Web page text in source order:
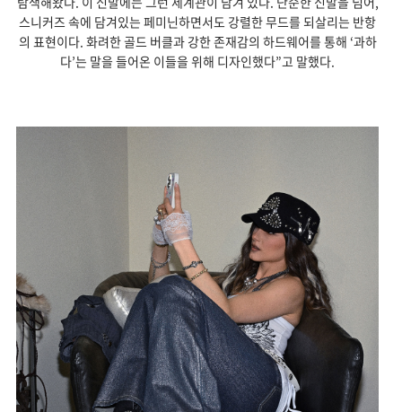
스니커즈 속에 담겨있는 페미닌하면서도 강렬한 무드를 되살리는 반항
의 표현이다. 화려한 골드 버클과 강한 존재감의 하드웨어를 통해 ‘과하
다’는 말을 들어온 이들을 위해 디자인했다”고 말했다.